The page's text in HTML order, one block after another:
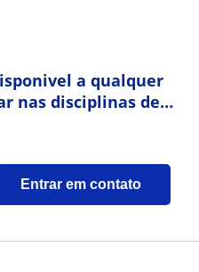
a qualquer
nas disciplinas de
Entrar em contato